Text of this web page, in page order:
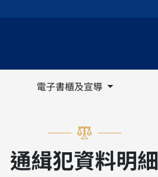
電子書櫃及宣導
通緝犯資料明細